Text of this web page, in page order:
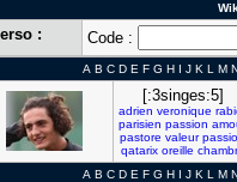
: Code :
A B C D E F G H I J K L M
[:3singes:5]
adrien veronique
parisien passion
pastore valeur
qatarix oreille
A B C D E F G H I J K L M